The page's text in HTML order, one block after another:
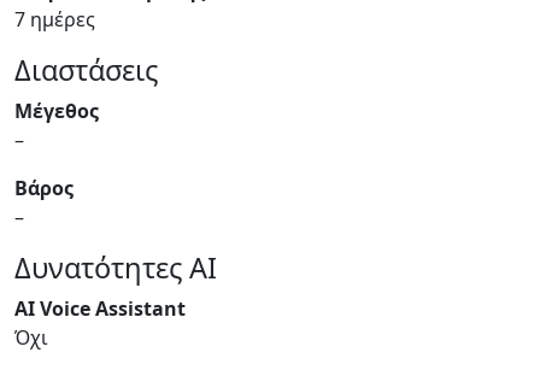
7 ημέρες
Διαστάσεις
Μέγεθος
–
Βάρος
–
Δυνατότητες AI
AI Voice Assistant
Όχι